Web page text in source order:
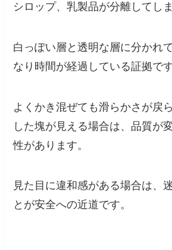
シロップ、乳製品が分離してし
白っぽい層と透明な層に分かれ
なり時間が経過している証拠です
よくかき混ぜても滑らかさが戻
した塊が見える場合は、品質が
性があります。
見た目に違和感がある場合は、
とが安全への近道です。